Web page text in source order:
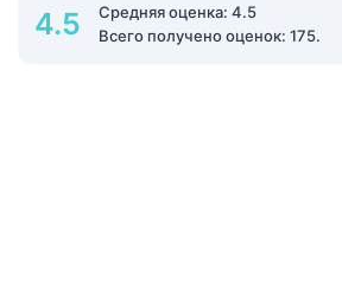
4.5
Средняя оценка: 4.5
Всего получено оценок: 175.